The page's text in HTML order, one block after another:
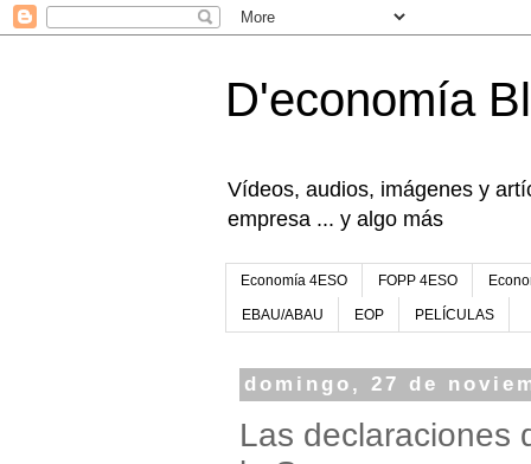
D'economía
Vídeos, audios, imágenes y
empresa ... y algo más
Economía 4ESO FOPP 4ESO
EBAU/ABAU EOP PELÍCULAS
domingo, 27 de
Las declaraciones